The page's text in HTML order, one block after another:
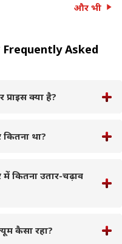
और भी
Frequently Asked
क्या है?
था?
कितना उतार-चढ़ाव
कैसा रहा?